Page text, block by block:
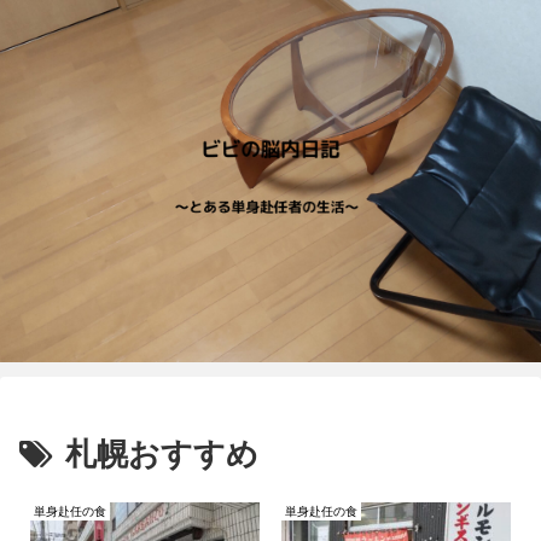
札幌おすすめ
単身赴任の食 単身赴任の食